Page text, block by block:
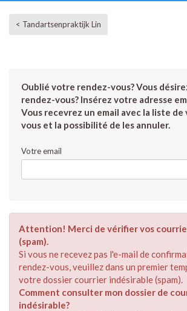
< Tandartsenpraktijk Lin
Oublié votre rendez-vous? Vous
rendez-vous? Insérez votre adresse
Vous recevrez un email avec la liste de
vous et la possibilité de les annuler.
Votre email
Attention! Merci de vérifier vos
(spam).
Si vous ne recevez pas l'e-mail de
rendez-vous, veuillez dans un premier
votre dossier courrier indésirable (spam).
Comment consulter mon dossier de
indésirable?